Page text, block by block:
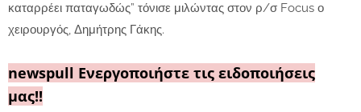
καταρρέει παταγωδώς” τόνισε μιλώντας στον ρ/σ Focus ο
χειρουργός, Δημήτρης Γάκης.
newspull Ενεργοποιήστε τις ειδοποιήσεις
μας!!